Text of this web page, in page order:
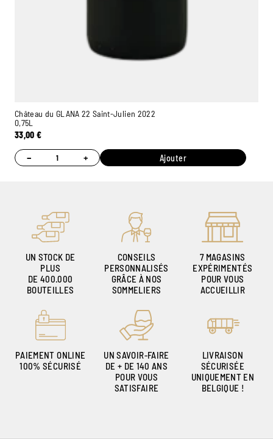
Château du GLANA 22 Saint-Julien 2022
0,75L
33,00€
− + Ajouter
UN STOCK DE
PLUS
DE 400.000
BOUTEILLES
CONSEILS
PERSONNALISÉS
GRÂCE À NOS
SOMMELIERS
7 MAGASINS
EXPÉRIMENTÉS
POUR VOUS
ACCUEILLIR
PAIEMENT ONLINE
100% SÉCURISÉ
UN SAVOIR-FAIRE
DE + DE 140 ANS
POUR VOUS
SATISFAIRE
LIVRAISON
SÉCURISÉE
UNIQUEMENT EN
BELGIQUE !